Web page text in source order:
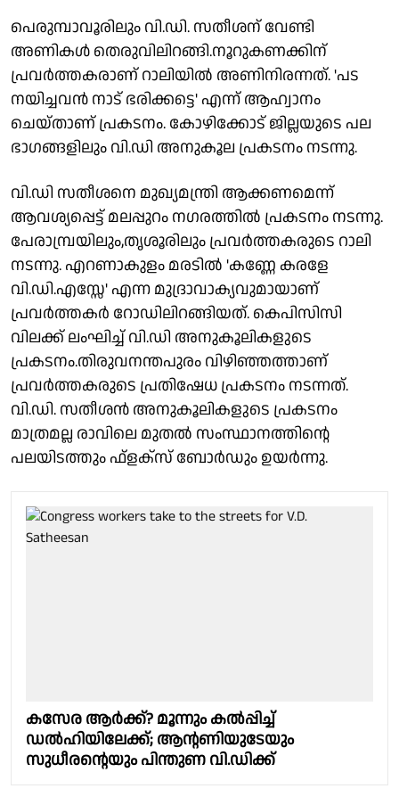
പെരുമ്പാവൂരിലും വി.ഡി. സതീശന് വേണ്ടി
അണികൾ തെരുവിലിറങ്ങി.നൂറുകണക്കിന്
പ്രവർത്തകരാണ് റാലിയിൽ അണിനിരന്നത്. 'പട
നയിച്ചവൻ നാട് ഭരിക്കട്ടെ' എന്ന് ആഹ്വാനം
ചെയ്താണ് പ്രകടനം. കോഴിക്കോട് ജില്ലയുടെ പല
ഭാഗങ്ങളിലും വി.ഡി അനുകൂല പ്രകടനം നടന്നു.
വി.ഡി സതീശനെ മുഖ്യമന്ത്രി ആക്കണമെന്ന്
ആവശ്യപ്പെട്ട് മലപ്പുറം നഗരത്തിൽ പ്രകടനം നടന്നു.
പേരാമ്പ്രയിലും,തൃശൂരിലും പ്രവർത്തകരുടെ റാലി
നടന്നു. എറണാകുളം മരടിൽ 'കണ്ണേ കരളേ
വി.ഡി.എസ്സേ' എന്ന മുദ്രാവാക്യവുമായാണ്
പ്രവർത്തകർ റോഡിലിറങ്ങിയത്. കെപിസിസി
വിലക്ക് ലംഘിച്ച് വി.ഡി അനുകൂലികളുടെ
പ്രകടനം.തിരുവനന്തപുരം വിഴിഞ്ഞത്താണ്
പ്രവർത്തകരുടെ പ്രതിഷേധ പ്രകടനം നടന്നത്.
വി.ഡി. സതീശൻ അനുകൂലികളുടെ പ്രകടനം
മാത്രമല്ല രാവിലെ മുതൽ സംസ്ഥാനത്തിൻ്റെ
പലയിടത്തും ഫ്ളക്സ് ബോർഡും ഉയർന്നു.
കസേര ആർക്ക്? മൂന്നും കൽപ്പിച്ച്
ഡൽഹിയിലേക്ക്; ആൻ്റണിയുടേയും
സുധീരൻ്റെയും പിന്തുണ വി.ഡിക്ക്